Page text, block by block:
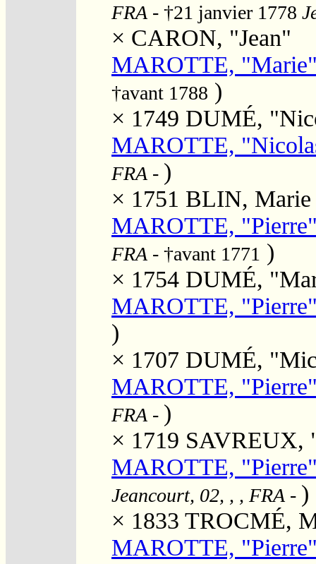
FRA - †21 janvier 1778
× CARON, "Jean"
MAROTTE,
†avant 1788 )
× 1749 DUMÉ,
MAROTTE,
FRA - )
× 1751 BLIN, Marie
MAROTTE,
FRA - †avant 1771 )
× 1754 DUMÉ,
MAROTTE,
)
× 1707 DUMÉ,
MAROTTE,
FRA - )
× 1719 SAVREUX,
MAROTTE,
Jeancourt, 02, , , FRA - )
× 1833 TROCMÉ,
MAROTTE,